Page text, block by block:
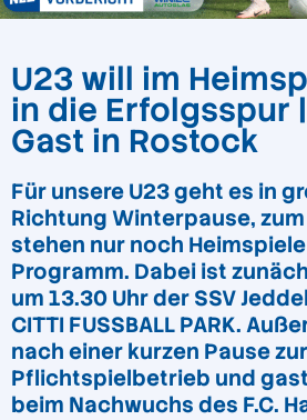
U23 will im
in die Erfolgsspur
Gast in Rostock
Für unsere U23 geht es in
Richtung Winterpause,
stehen nur noch
Programm. Dabei ist
um 13.30 Uhr der SSV
CITTI FUSSBALL PARK.
nach einer kurzen Pause
Pflichtspielbetrieb und
beim Nachwuchs des F.C.